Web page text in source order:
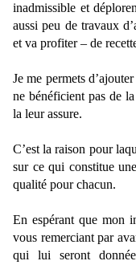
inadmissible et
aussi peu de travaux
et va profiter – de
Je me permets
ne bénéficient pas de
la leur assure.
C’est la raison pour
sur ce qui constitue
qualité pour chacun.
En espérant que mon
vous remerciant par
qui lui seront